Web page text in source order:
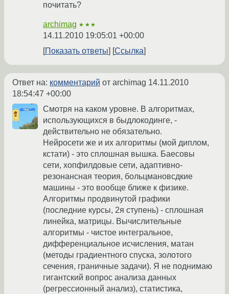
почитать?
archimag ★★★
14.11.2010 19:05:01 +00:00
Показать ответы
Ссылка
Ответ на: комментарий от archimag 14.11.2010
18:54:47 +00:00
Смотря на каком уровне. В алгоритмах,
использующихся в быдлокодинге, -
действительно не обязательно.
Нейросети же и их алгоритмы (мой диплом,
кстати) - это сплошная вышка. Баесовы
сети, хопфилдовые сети, адаптивно-
резонансная теория, больцмановсдкие
машины - это вообще ближе к физике.
Алгоритмы продвинутой графики
(последние курсы, 2я ступень) - сплошная
линейка, матрицы. Вычислительные
алгоритмы - чистое интегральное,
дифференциальное исчисления, матан
(методы градиентного спуска, золотого
сечения, граничные задачи). Я не поднимаю
гигантский вопрос анализа данных
(регрессионный анализ), статистика,